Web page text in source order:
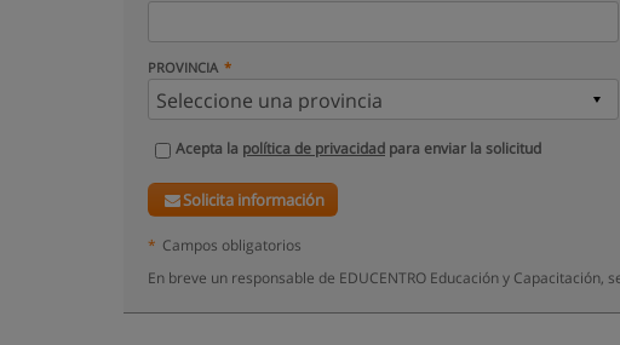
PROVINCIA
Acepta la política de privacidad para enviar la solicitud
Solicita información
* Campos obligatorios
En breve un responsable de EDUCENTRO Educación y